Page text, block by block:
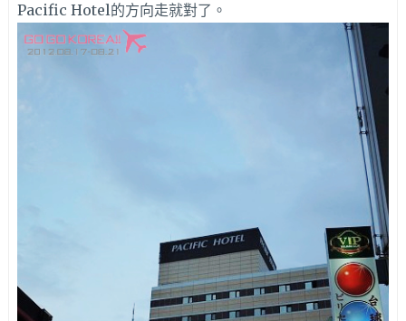
Pacific Hotel的方向走就對了。